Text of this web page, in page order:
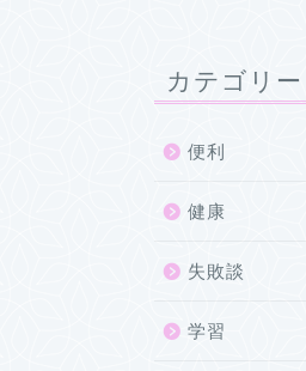
カテゴリー
便利
健康
失敗談
学習